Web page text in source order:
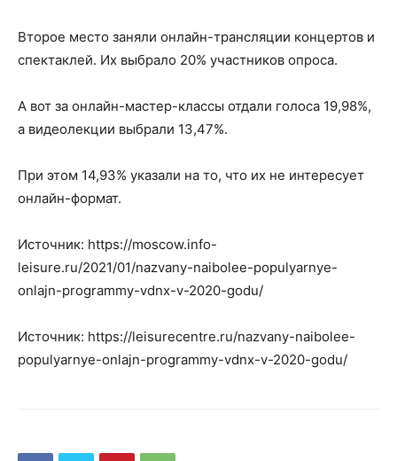
Второе место заняли онлайн-трансляции концертов и
спектаклей. Их выбрало 20% участников опроса.
А вот за онлайн-мастер-классы отдали голоса 19,98%,
а видеолекции выбрали 13,47%.
При этом 14,93% указали на то, что их не интересует
онлайн-формат.
Источник: https://moscow.info-
leisure.ru/2021/01/nazvany-naibolee-populyarnye-
onlajn-programmy-vdnx-v-2020-godu/
Источник: https://leisurecentre.ru/nazvany-naibolee-
populyarnye-onlajn-programmy-vdnx-v-2020-godu/